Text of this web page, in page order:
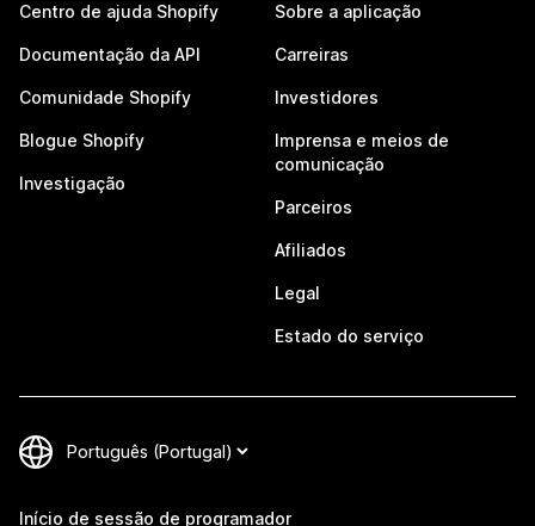
Centro de ajuda Shopify
Documentação da API
Comunidade Shopify
Blogue Shopify
Investigação
Sobre a aplicação
Carreiras
Investidores
Imprensa e meios de
comunicação
Parceiros
Afiliados
Legal
Estado do serviço
Início de sessão de programador